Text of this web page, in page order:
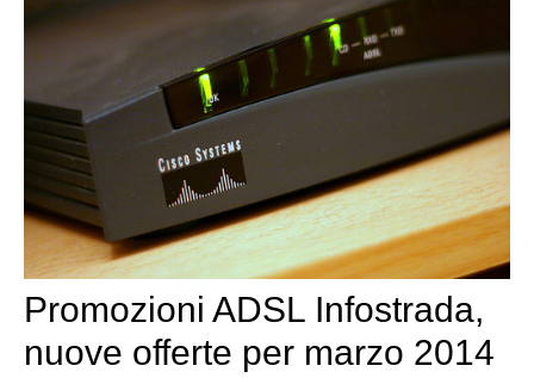
Promozioni ADSL Infostrada,
nuove offerte per marzo 2014